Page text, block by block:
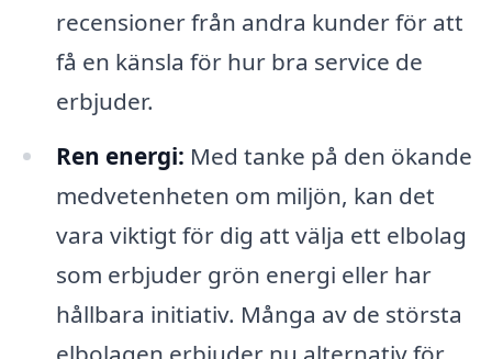
recensioner från andra kunder för att
få en känsla för hur bra service de
erbjuder.
Ren energi: Med tanke på den ökande
medvetenheten om miljön, kan det
vara viktigt för dig att välja ett elbolag
som erbjuder grön energi eller har
hållbara initiativ. Många av de största